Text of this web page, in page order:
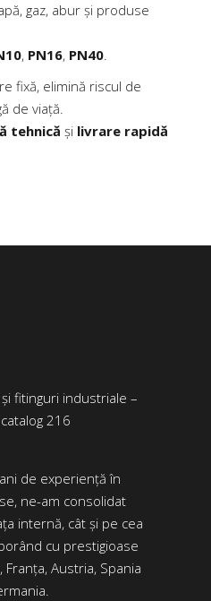
gaz, abur și produse
, PN16, PN40.
fixă, elimină riscul de
de viață.
tehnică și livrare rapidă
de experiență în
ne-am consolidat
internă, cât și pe cea
cu prestigioase
Franța, Austria, Spania